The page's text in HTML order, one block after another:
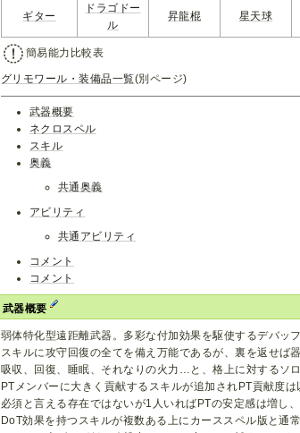
ギター
ドラゴドー
ル
昇龍棍 星天球
簡易能力比較表
グリモワール・装備品一覧(別ページ)
武器概要
ネクロスペル
スキル
奥義
共通奥義
アビリティ
共通アビリティ
コメント
コメント
武器概要
弱体特化型遠距離武器。多彩な付加効果を駆使するデバッフ
スキルに攻守回復の全てを備え万能であるが、裏を返せば
吸収、回復、睡眠、それなりの火力…と、格上に対するソロ
PTメンバーに大きく貢献するスキルが追加されPT貢献度は
必須と言える存在ではないが1人いればPTの安定感は増し
DoT効果を持つスキルが複数ある上にカーススペル版と通